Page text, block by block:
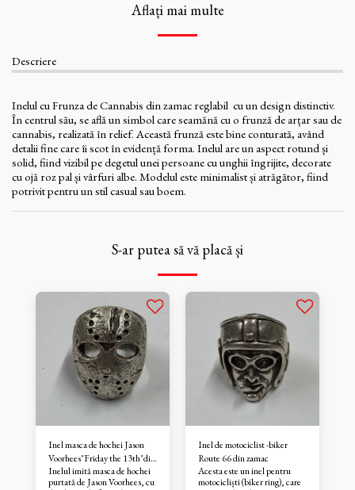
Aflați mai multe
Descriere
Inelul cu Frunza de Cannabis din zamac reglabil cu un design distinctiv.
În centrul său, se află un simbol care seamănă cu o frunză de arțar sau de
cannabis, realizată în relief. Această frunză este bine conturată, având
detalii fine care îi scot în evidență forma. Inelul are un aspect rotund și
solid, fiind vizibil pe degetul unei persoane cu unghii îngrijite, decorate
cu ojă roz pal și vârfuri albe. Modelul este minimalist și atrăgător, fiind
potrivit pentru un stil casual sau boem.
S-ar putea să vă placă și
Inel masca de hochei Jason
Voorhees"Friday the 13th"din
zamac
Inelul imită masca de hochei
purtată de Jason Voorhees, cu
Inel de motociclist -biker
Route 66 din zamac
Acesta este un inel pentru
motocicliști (biker ring), care